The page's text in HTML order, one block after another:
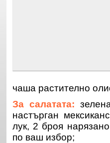
чаша растително
За салатата:
настърган
лук, 2 броя
по ваш избор;